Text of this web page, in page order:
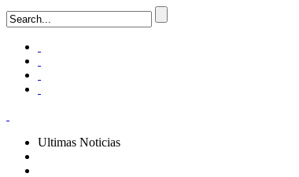
Ultimas Noticias